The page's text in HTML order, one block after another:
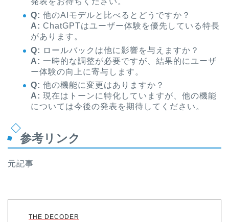
Q: 他のAIモデルと比べるとどうですか？
A: ChatGPTはユーザー体験を優先している特長
があります。
Q: ロールバックは他に影響を与えますか？
A: 一時的な調整が必要ですが、結果的にユーザ
ー体験の向上に寄与します。
Q: 他の機能に変更はありますか？
A: 現在はトーンに特化していますが、他の機能
については今後の発表を期待してください。
参考リンク
元記事
THE DECODER